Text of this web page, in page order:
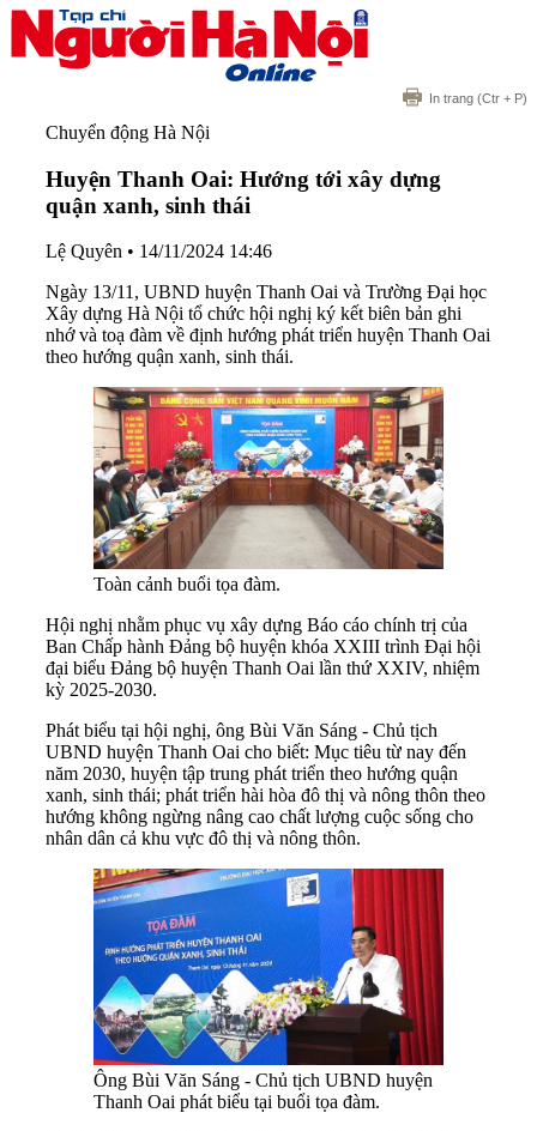
In trang (Ctr + P)
Chuyển động Hà Nội
Huyện Thanh Oai: Hướng tới xây dựng
quận xanh, sinh thái
Lệ Quyên • 14/11/2024 14:46
Ngày 13/11, UBND huyện Thanh Oai và Trường Đại học
Xây dựng Hà Nội tổ chức hội nghị ký kết biên bản ghi
nhớ và toạ đàm về định hướng phát triển huyện Thanh Oai
theo hướng quận xanh, sinh thái.
Toàn cảnh buổi tọa đàm.
Hội nghị nhằm phục vụ xây dựng Báo cáo chính trị của
Ban Chấp hành Đảng bộ huyện khóa XXIII trình Đại hội
đại biểu Đảng bộ huyện Thanh Oai lần thứ XXIV, nhiệm
kỳ 2025-2030.
Phát biểu tại hội nghị, ông Bùi Văn Sáng - Chủ tịch
UBND huyện Thanh Oai cho biết: Mục tiêu từ nay đến
năm 2030, huyện tập trung phát triển theo hướng quận
xanh, sinh thái; phát triển hài hòa đô thị và nông thôn theo
hướng không ngừng nâng cao chất lượng cuộc sống cho
nhân dân cả khu vực đô thị và nông thôn.
Ông Bùi Văn Sáng - Chủ tịch UBND huyện
Thanh Oai phát biểu tại buổi tọa đàm.